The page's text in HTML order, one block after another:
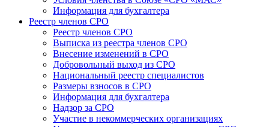
Информация для бухгалтера
Реестр членов СРО
Реестр членов СРО
Выписка из реестра членов СРО
Внесение изменений в СРО
Добровольный выход из СРО
Национальный реестр специалистов
Размеры взносов в СРО
Информация для бухгалтера
Надзор за СРО
Участие в некоммерческих организациях